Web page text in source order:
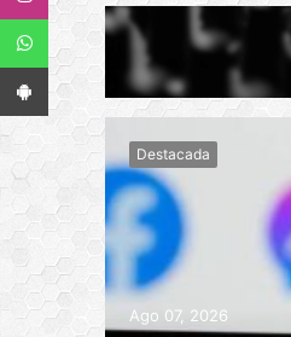
Destacada
Ago 07, 2026
WhatsApp
App Android